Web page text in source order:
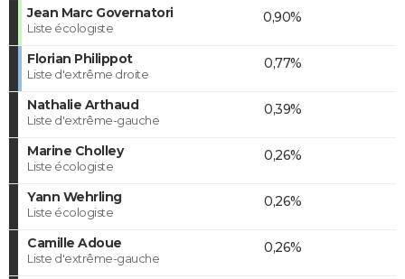
Jean Marc Governatori
Liste écologiste
0,90%
Florian Philippot
Liste d'extrême droite
0,77%
Nathalie Arthaud
Liste d'extrême-gauche
0,39%
Marine Cholley
Liste écologiste
0,26%
Yann Wehrling
Liste écologiste
0,26%
Camille Adoue
Liste d'extrême-gauche
0,26%